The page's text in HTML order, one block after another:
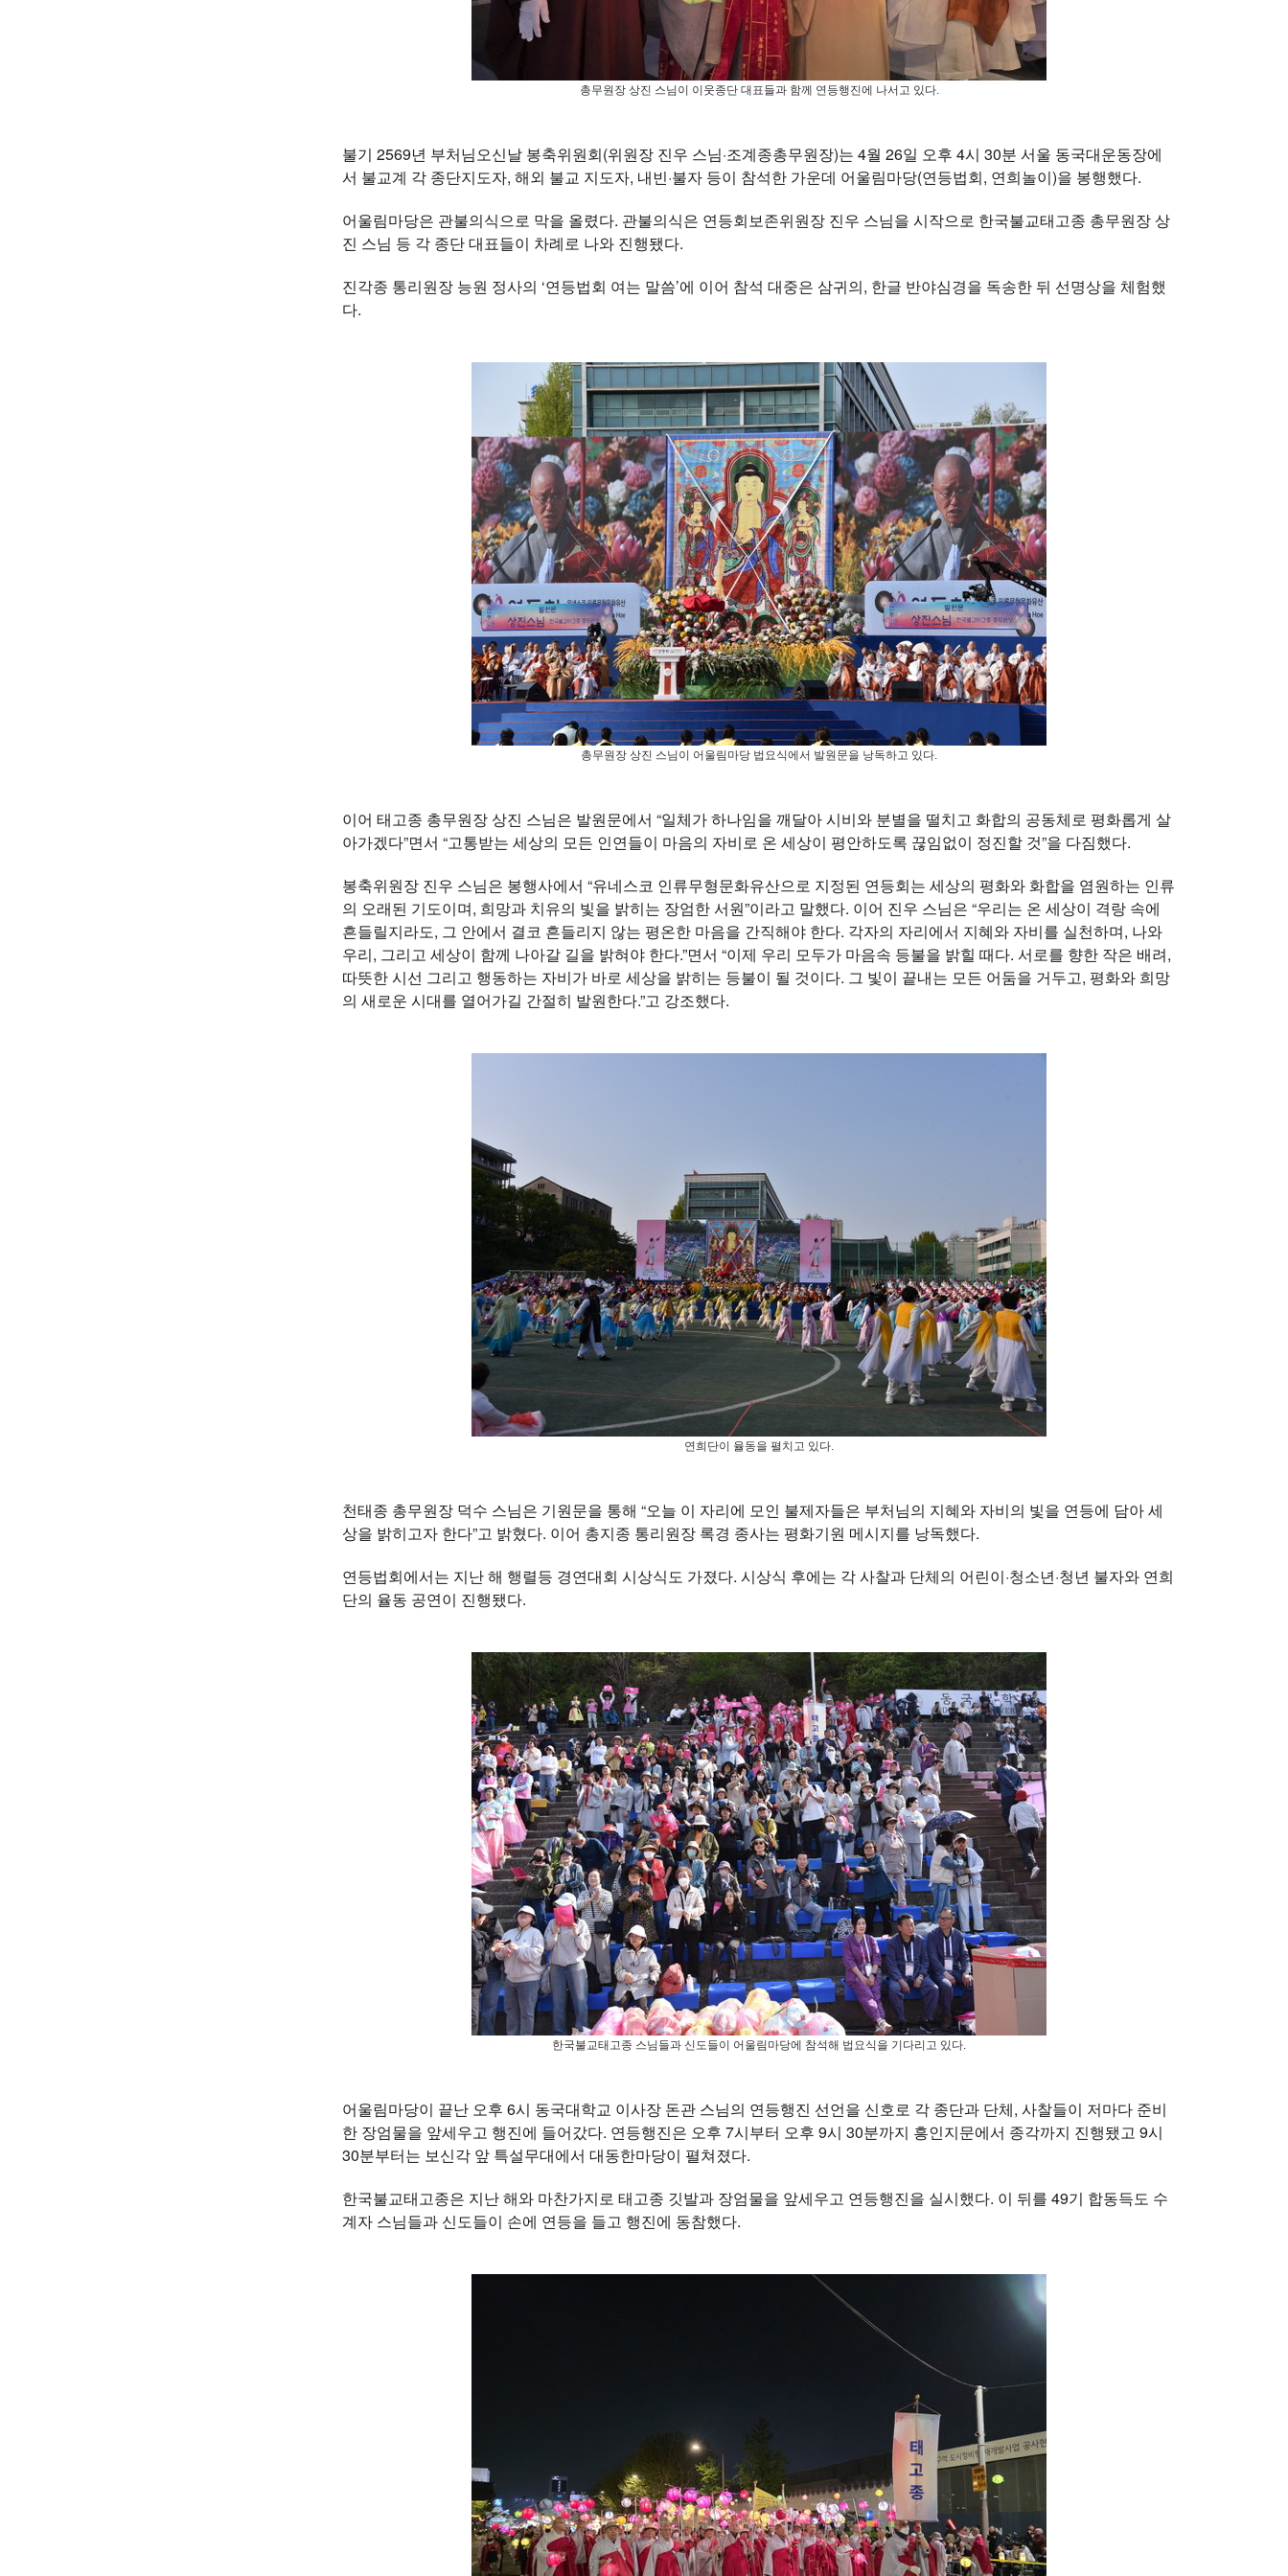
총무원장 상진 스님이 이웃종단 대표들과 함께 연등행진에 나서고 있다.
불기 2569년 부처님오신날 봉축위원회(위원장 진우 스님·조계종총무원장)는 4월 26일 오후 4시 30분 서울 동국대운동장에
서 불교계 각 종단지도자, 해외 불교 지도자, 내빈·불자 등이 참석한 가운데 어울림마당(연등법회, 연희놀이)을 봉행했다.
어울림마당은 관불의식으로 막을 올렸다. 관불의식은 연등회보존위원장 진우 스님을 시작으로 한국불교태고종 총무원장 상
진 스님 등 각 종단 대표들이 차례로 나와 진행됐다.
진각종 통리원장 능원 정사의 ‘연등법회 여는 말씀’에 이어 참석 대중은 삼귀의, 한글 반야심경을 독송한 뒤 선명상을 체험했
다.
총무원장 상진 스님이 어울림마당 법요식에서 발원문을 낭독하고 있다.
이어 태고종 총무원장 상진 스님은 발원문에서 “일체가 하나임을 깨달아 시비와 분별을 떨치고 화합의 공동체로 평화롭게 살
아가겠다”면서 “고통받는 세상의 모든 인연들이 마음의 자비로 온 세상이 평안하도록 끊임없이 정진할 것”을 다짐했다.
봉축위원장 진우 스님은 봉행사에서 “유네스코 인류무형문화유산으로 지정된 연등회는 세상의 평화와 화합을 염원하는 인류
의 오래된 기도이며, 희망과 치유의 빛을 밝히는 장엄한 서원”이라고 말했다. 이어 진우 스님은 “우리는 온 세상이 격랑 속에
흔들릴지라도, 그 안에서 결코 흔들리지 않는 평온한 마음을 간직해야 한다. 각자의 자리에서 지혜와 자비를 실천하며, 나와
우리, 그리고 세상이 함께 나아갈 길을 밝혀야 한다.”면서 “이제 우리 모두가 마음속 등불을 밝힐 때다. 서로를 향한 작은 배려,
따뜻한 시선 그리고 행동하는 자비가 바로 세상을 밝히는 등불이 될 것이다. 그 빛이 끝내는 모든 어둠을 거두고, 평화와 희망
의 새로운 시대를 열어가길 간절히 발원한다.”고 강조했다.
연희단이 율동을 펼치고 있다.
천태종 총무원장 덕수 스님은 기원문을 통해 “오늘 이 자리에 모인 불제자들은 부처님의 지혜와 자비의 빛을 연등에 담아 세
상을 밝히고자 한다”고 밝혔다. 이어 총지종 통리원장 록경 종사는 평화기원 메시지를 낭독했다.
연등법회에서는 지난 해 행렬등 경연대회 시상식도 가졌다. 시상식 후에는 각 사찰과 단체의 어린이·청소년·청년 불자와 연희
단의 율동 공연이 진행됐다.
한국불교태고종 스님들과 신도들이 어울림마당에 참석해 법요식을 기다리고 있다.
어울림마당이 끝난 오후 6시 동국대학교 이사장 돈관 스님의 연등행진 선언을 신호로 각 종단과 단체, 사찰들이 저마다 준비
한 장엄물을 앞세우고 행진에 들어갔다. 연등행진은 오후 7시부터 오후 9시 30분까지 흥인지문에서 종각까지 진행됐고 9시
30분부터는 보신각 앞 특설무대에서 대동한마당이 펼쳐졌다.
한국불교태고종은 지난 해와 마찬가지로 태고종 깃발과 장엄물을 앞세우고 연등행진을 실시했다. 이 뒤를 49기 합동득도 수
계자 스님들과 신도들이 손에 연등을 들고 행진에 동참했다.